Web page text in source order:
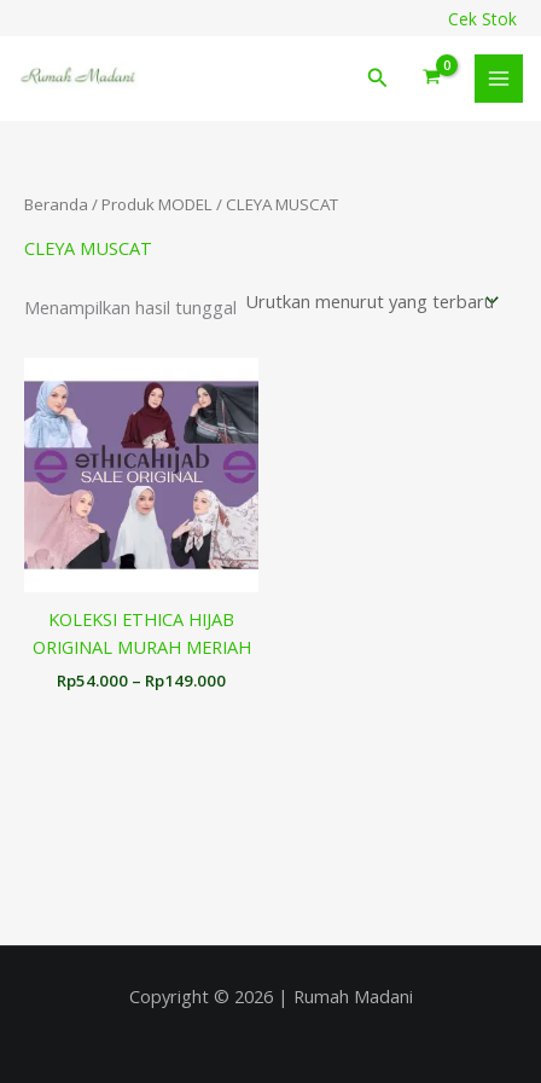
konten
Cek Stok
Cari
Beranda / Produk MODEL / CLEYA MUSCAT
CLEYA MUSCAT
Menampilkan hasil tunggal
KOLEKSI ETHICA HIJAB
ORIGINAL MURAH MERIAH
Rp54.000 – Rp149.000
harga:
Rp54.000
hingga
Rp149.000
Copyright © 2026 | Rumah Madani